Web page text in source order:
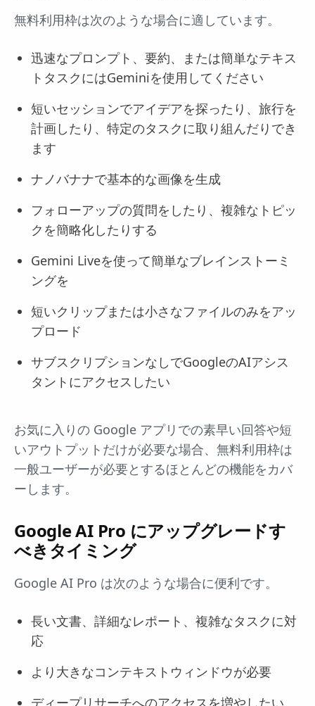
無料利用枠は次のような場合に適しています。
迅速なプロンプト、要約、または簡単なテキス
トタスクにはGeminiを使用してください
短いセッションでアイデアを探ったり、旅行を
計画したり、特定のタスクに取り組んだりでき
ます
ナノバナナで基本的な画像を生成
フォローアップの質問をしたり、複雑なトピッ
クを簡略化したりする
Gemini Liveを使って簡単なブレインストーミ
ングを
短いクリップまたは小さなファイルのみをアッ
プロード
サブスクリプションなしでGoogleのAIアシス
タントにアクセスしたい
お気に入りの Google アプリでの素早い回答や短
いアウトプットだけが必要な場合、無料利用枠は
一般ユーザーが必要とするほとんどの機能をカバ
ーします。
Google AI Pro にアップグレードす
べきタイミング
Google AI Pro は次のような場合に便利です。
長い文書、詳細なレポート、複雑なタスクに対
応
より大きなコンテキストウィンドウが必要
ディープリサーチへのアクセスを増やしたい